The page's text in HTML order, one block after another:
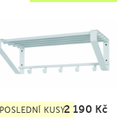
POSLEDNÍ KUSY2 190 Kč